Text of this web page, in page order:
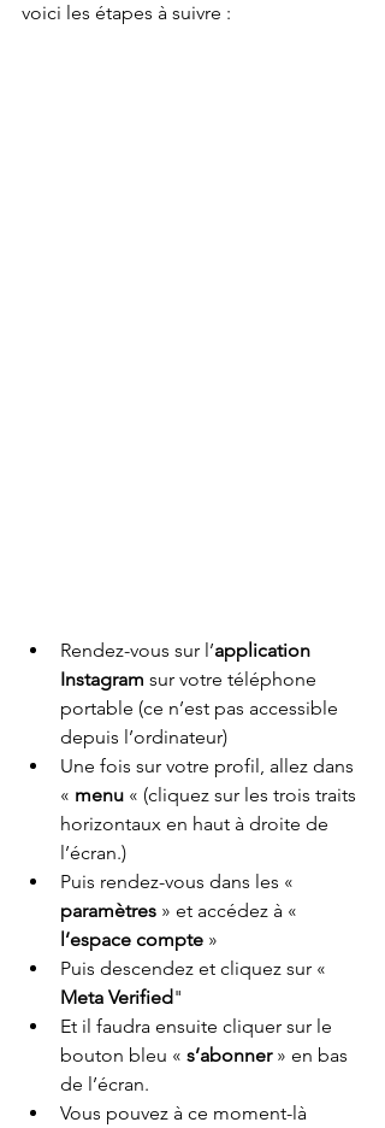
voici les étapes à suivre :
Rendez-vous sur l’application
Instagram sur votre téléphone
portable (ce n’est pas accessible
depuis l’ordinateur)
Une fois sur votre profil, allez dans
« menu « (cliquez sur les trois traits
horizontaux en haut à droite de
l’écran.)
Puis rendez-vous dans les «
paramètres » et accédez à «
l’espace compte »
Puis descendez et cliquez sur «
Meta Verified"
Et il faudra ensuite cliquer sur le
bouton bleu « s’abonner » en bas
de l’écran.
Vous pouvez à ce moment-là